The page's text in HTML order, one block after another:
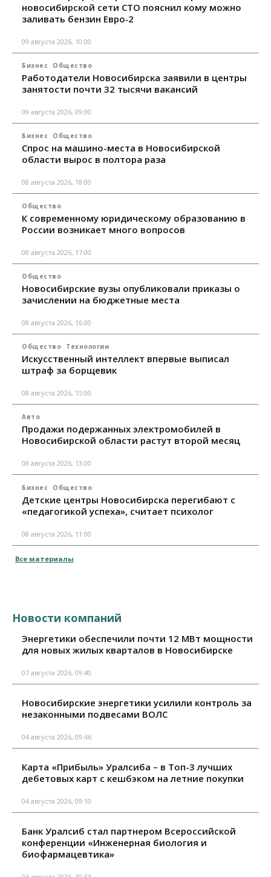
новосибирской сети СТО пояснил кому можно
заливать бензин Евро‑2
09 августа 2026, 10:00
Бизнес Общество
Работодатели Новосибирска заявили в центры
занятости почти 32 тысячи вакансий
09 августа 2026, 09:00
Бизнес Общество
Спрос на машино-места в Новосибирской
области вырос в полтора раза
08 августа 2026, 18:00
Общество
К современному юридическому образованию в
России возникает много вопросов
08 августа 2026, 17:00
Общество
Новосибирские вузы опубликовали приказы о
зачислении на бюджетные места
08 августа 2026, 16:00
Общество Технологии
Искусственный интеллект впервые выписал
штраф за борщевик
08 августа 2026, 15:00
Авто
Продажи подержанных электромобилей в
Новосибирской области растут второй месяц
08 августа 2026, 13:00
Бизнес Общество
Детские центры Новосибирска перегибают с
«педагогикой успеха», считает психолог
08 августа 2026, 11:00
Все материалы
Новости компаний
Энергетики обеспечили почти 12 МВт мощности
для новых жилых кварталов в Новосибирске
07 августа 2026, 09:40
Новосибирские энергетики усилили контроль за
незаконными подвесами ВОЛС
04 августа 2026, 09:46
Карта «Прибыль» Уралсиба – в Топ-3 лучших
дебетовых карт с кешбэком на летние покупки
04 августа 2026, 09:10
Банк Уралсиб стал партнером Всероссийской
конференции «Инженерная биология и
биофармацевтика»